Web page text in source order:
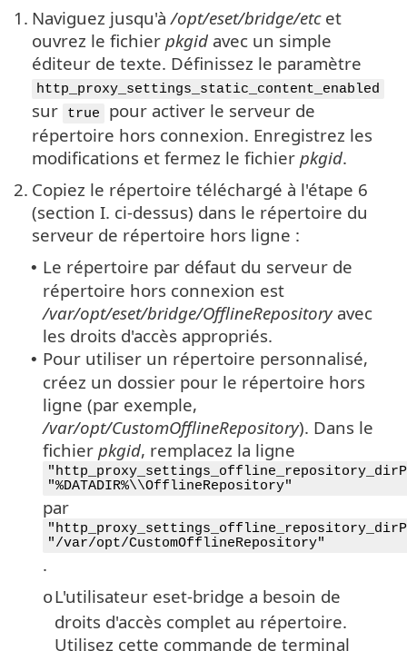
1. Naviguez jusqu'à /opt/eset/bridge/etcet
ouvrez le fichier pkgid avec un simple
éditeur de texte. Définissez le paramètre
http_proxy_settings_static_content_enabled
sur true
pour activer le serveur de
répertoire hors connexion. Enregistrez les
modifications et fermez le fichier pkgid.
2. Copiez le répertoire téléchargé à l'étape 6
(section I. ci-dessus) dans le répertoire du
serveur de répertoire hors ligne :
• Le répertoire par défaut du serveur de
répertoire hors connexion est
/var/opt/eset/bridge/OfflineRepositoryavec
les droits d'accès appropriés.
• Pour utiliser un répertoire personnalisé,
créez un dossier pour le répertoire hors
ligne (par exemple,
/var/opt/CustomOfflineRepository). Dans le
fichier pkgid, remplacez la ligne
"%DATADIR%\\OfflineRepository"
par
"/var/opt/CustomOfflineRepository"
.
oL'utilisateur eset-bridge a besoin de
droits d'accès complet au répertoire.
Utilisez cette commande de terminal